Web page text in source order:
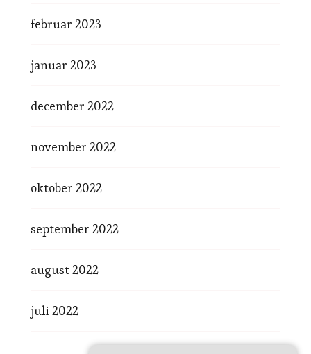
februar 2023
januar 2023
december 2022
november 2022
oktober 2022
september 2022
august 2022
juli 2022